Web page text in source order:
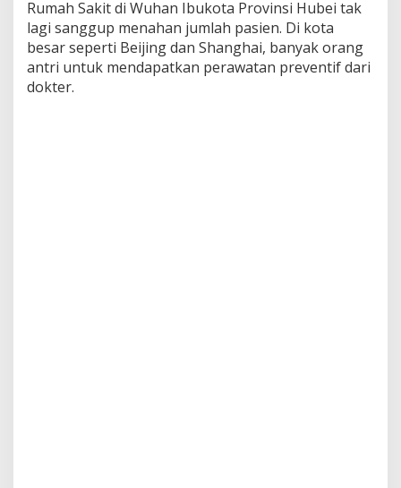
n
g
a
n
Rumah Sakit di Wuhan Ibukota Provinsi Hubei tak
lagi sanggup menahan jumlah pasien. Di kota
besar seperti Beijing dan Shanghai, banyak orang
antri untuk mendapatkan perawatan preventif dari
dokter.